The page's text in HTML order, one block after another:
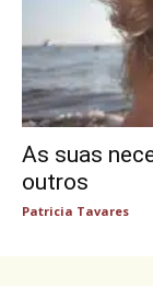
As suas
outros
Patricia Tavares